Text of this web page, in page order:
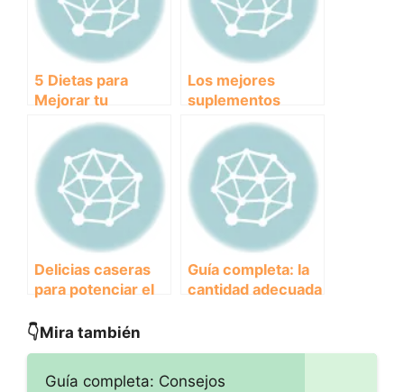
5 Dietas para
Mejorar tu
Rendimiento:
Alimentos clave
para potenciar tu
desempeño
Los mejores
suplementos
nutricionales
recomendados
para tu mascota
Delicias caseras
para potenciar el
perro atleta:
Guía completa: la
cantidad adecuada
👇Mira también
Guía completa: Consejos